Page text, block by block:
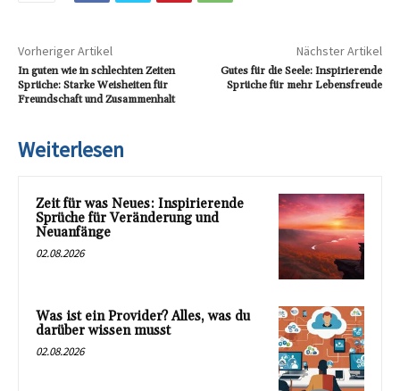
Vorheriger Artikel
In guten wie in schlechten Zeiten
Sprüche: Starke Weisheiten für
Freundschaft und Zusammenhalt
Nächster Artikel
Gutes für die Seele: Inspirierende
Sprüche für mehr Lebensfreude
Weiterlesen
Zeit für was Neues: Inspirierende
Sprüche für Veränderung und
Neuanfänge
02.08.2026
Was ist ein Provider? Alles, was du
darüber wissen musst
02.08.2026